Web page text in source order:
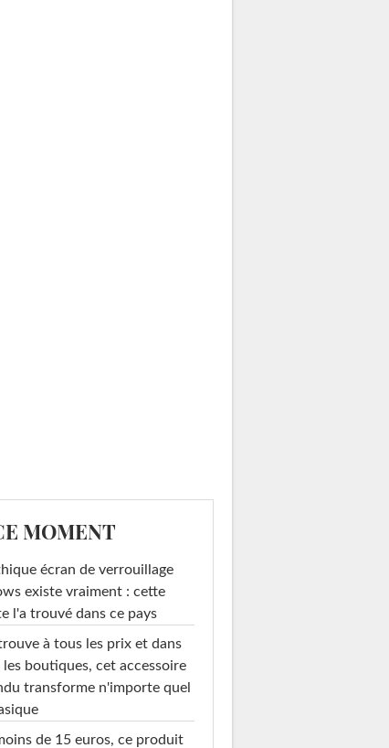
MOMENT
écran de verrouillage
existe vraiment : cette
l'a trouvé dans ce pays
à tous les prix et dans
boutiques, cet accessoire
transforme n'importe quel
de 15 euros, ce produit